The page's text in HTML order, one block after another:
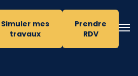
Simuler mes
travaux
Prendre
RDV